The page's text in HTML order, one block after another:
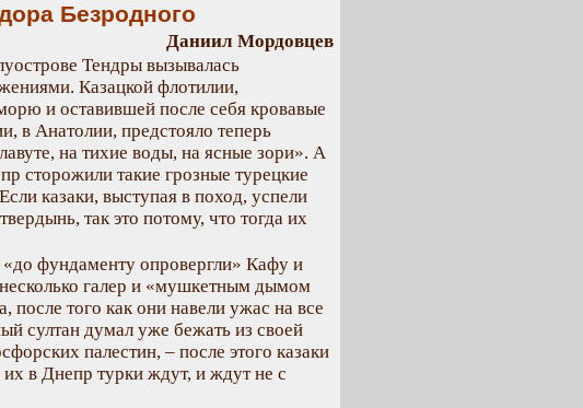
Безродного
Даниил Мордовцев
Тендры вызывалась
Казацкой флотилии,
и оставившей после себя кровавые
в Анатолии, предстояло теперь
на тихие воды, на ясные зори». А
сторожили такие грозные турецкие
казаки, выступая в поход, успели
так это потому, что тогда их
«до фундаменту опровергли» Кафу и
галер и «мушкетным дымом
после того как они навели ужас на все
султан думал уже бежать из своей
палестин, – после этого казаки
в Днепр турки ждут, и ждут не с